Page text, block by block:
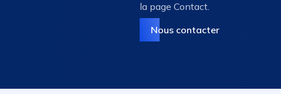
la page Contact.
Nous contacter